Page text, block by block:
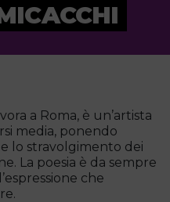
a Roma, è un’artista
media, ponendo
lo stravolgimento dei
La poesia è da sempre
che